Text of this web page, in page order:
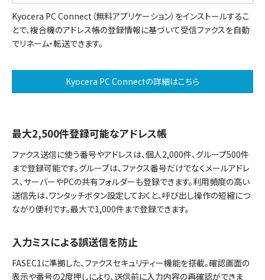
Kyocera PC Connect（無料アプリケーション）をインストールするこ
とで、複合機のアドレス帳の登録情報に基づいて受信ファクスを自動
でリネーム・転送できます。
Kyocera PC Connectの詳細はこちら
最大2,500件登録可能なアドレス帳
ファクス送信に使う番号やアドレスは、個人2,000件、グループ500件
まで登録可能です。グループは、ファクス番号だけでなくメールアドレ
ス、サーバーやPCの共有フォルダーも登録できます。利用頻度の高い
送信先は、ワンタッチボタン設定しておくと、呼び出し操作の短縮につ
ながり便利です。最大で1,000件まで登録できます。
入力ミスによる誤送信を防止
FASEC1に準拠した、ファクスセキュリティー機能を搭載。確認画面の
表示や番号の2度押しにより、送信前に入力内容の再確認ができま